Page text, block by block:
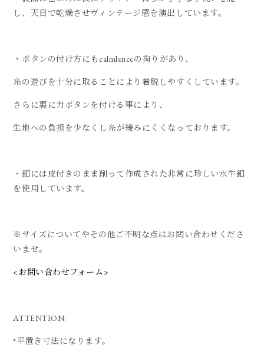
し、天日で乾燥させヴィンテージ感を演出しています。
・ボタンの付け方にもcalmlenceの拘りがあり、
糸の遊びを十分に取ることにより着脱しやすくしています。
さらに裏に力ボタンを付ける事により、
生地への負担を少なくし糸が緩みにくくなっております。
・釦には皮付きのまま削って作成された非常に珍しい水牛釦
を使用しています。
※サイズについてやその他ご不明な点はお問い合わせくださ
いませ。
<お問い合わせフォーム>
ATTENTION:
*平置き寸法になります。